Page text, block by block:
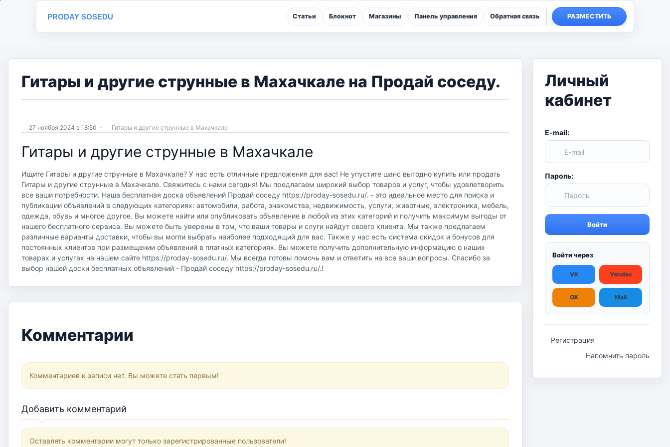
PRODAY SOSEDU Статьи Блокнот Магазины Панель управления Обратная связь РАЗМЕСТИТЬ
Гитары и другие струнные в Махачкале на Продай соседу.
27 ноября 2024 в 18:50 - Гитары и другие струнные в Махачкале
Гитары и другие струнные в Махачкале
Ищите Гитары и другие струнные в Махачкале? У нас есть отличные предложения для вас! Не упустите шанс выгодно купить или продать
Гитары и другие струнные в Махачкале. Свяжитесь с нами сегодня! Мы предлагаем широкий выбор товаров и услуг, чтобы удовлетворить
все ваши потребности. Наша бесплатная доска объявлений Продай соседу https://proday-sosedu.ru/. - это идеальное место для поиска и
публикации объявлений в следующих категориях: автомобили, работа, знакомства, недвижимость, услуги, животные, электроника, мебель,
одежда, обувь и многое другое. Вы можете найти или опубликовать объявление в любой из этих категорий и получить максимум выгоды от
нашего бесплатного сервиса. Вы можете быть уверены в том, что ваши товары и слуги найдут своего клиента. Мы также предлагаем
различные варианты доставки, чтобы вы могли выбрать наиболее подходящий для вас. Также у нас есть система скидок и бонусов для
постоянных клиентов при размещении объявлений в платных категориях. Вы можете получить дополнительную информацию о наших
товарах и услугах на нашем сайте https://proday-sosedu.ru/. Мы всегда готовы помочь вам и ответить на все ваши вопросы. Спасибо за
выбор нашей доски бесплатных объявлений - Продай соседу https://proday-sosedu.ru/.!
Комментарии
Комментариев к записи нет. Вы можете стать первым!
Добавить комментарий
Оставлять комментарии могут только зарегистрированные пользователи!
Личный
кабинет
E-mail:
Пароль:
Войти
Войти через
VK Yandex
OK Mail
Регистрация
Напомнить пароль